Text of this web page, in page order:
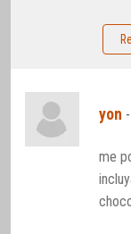
yon -
me